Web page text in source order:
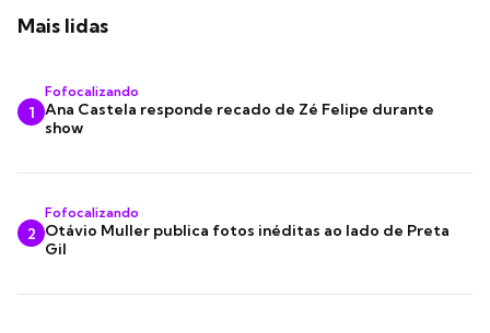
Mais lidas
1
Fofocalizando
Ana Castela responde recado de Zé Felipe durante
show
2
Fofocalizando
Otávio Muller publica fotos inéditas ao lado de Preta
Gil